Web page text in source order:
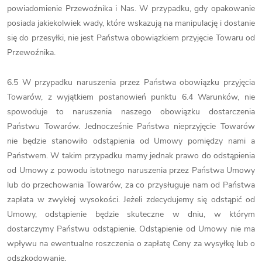
powiadomienie Przewoźnika i Nas. W przypadku, gdy opakowanie
posiada jakiekolwiek wady, które wskazują na manipulację i dostanie
się do przesyłki, nie jest Państwa obowiązkiem przyjęcie Towaru od
Przewoźnika.
6.5 W przypadku naruszenia przez Państwa obowiązku przyjęcia
Towarów, z wyjątkiem postanowień punktu 6.4 Warunków, nie
spowoduje to naruszenia naszego obowiązku dostarczenia
Państwu Towarów. Jednocześnie Państwa nieprzyjęcie Towarów
nie będzie stanowiło odstąpienia od Umowy pomiędzy nami a
Państwem. W takim przypadku mamy jednak prawo do odstąpienia
od Umowy z powodu istotnego naruszenia przez Państwa Umowy
lub do przechowania Towarów, za co przysługuje nam od Państwa
zapłata w zwykłej wysokości. Jeżeli zdecydujemy się odstąpić od
Umowy, odstąpienie będzie skuteczne w dniu, w którym
dostarczymy Państwu odstąpienie. Odstąpienie od Umowy nie ma
wpływu na ewentualne roszczenia o zapłatę Ceny za wysyłkę lub o
odszkodowanie.